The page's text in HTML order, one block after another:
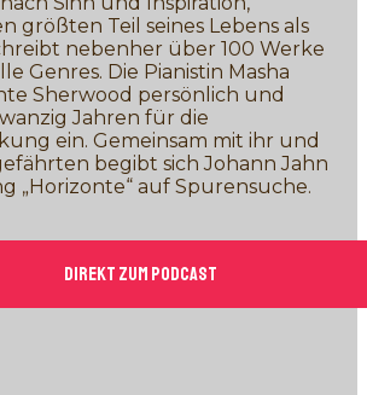
größten Teil seines Lebens als
nebenher über 100 Werke
Genres. Die Pianistin Masha
Sherwood persönlich und
Jahren für die
ein. Gemeinsam mit ihr und
begibt sich Johann Jahn
„Horizonte“ auf Spurensuche.
Direkt zum Podcast